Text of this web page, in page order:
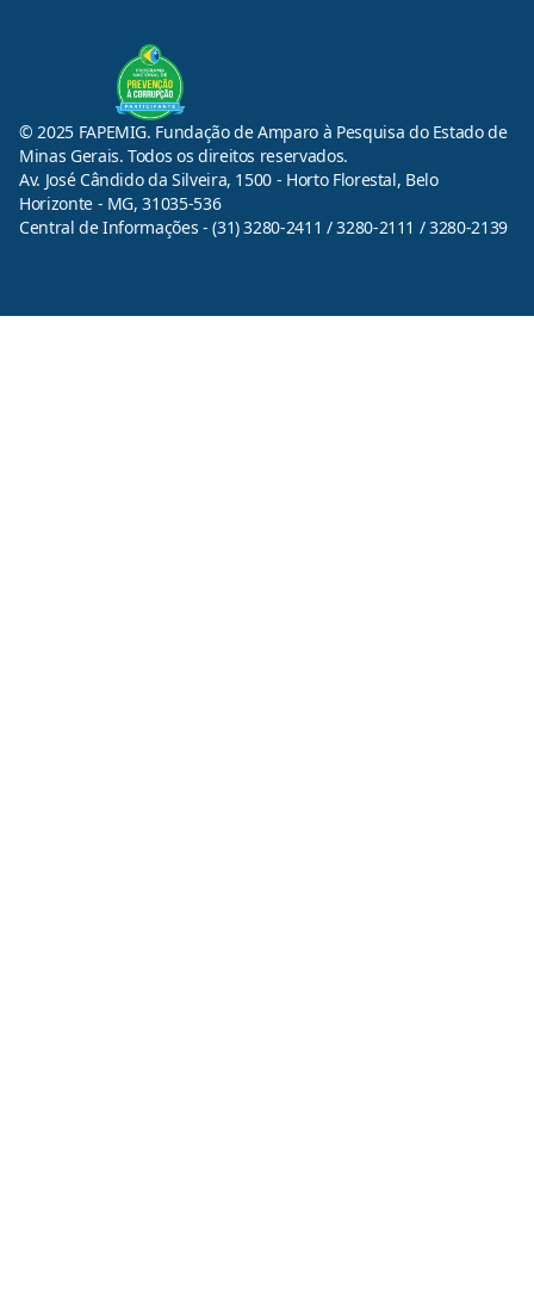
© 2025 FAPEMIG. Fundação de Amparo à Pesquisa do Estado de
Minas Gerais. Todos os direitos reservados.
Av. José Cândido da Silveira, 1500 - Horto Florestal, Belo
Horizonte - MG, 31035-536
Central de Informações - (31) 3280-2411 / 3280-2111 / 3280-2139